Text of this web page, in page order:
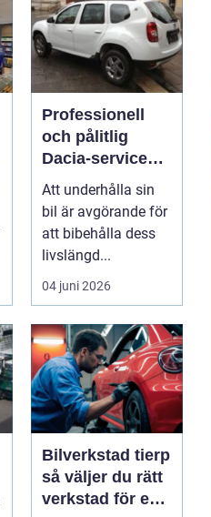
Professionell
och pålitlig
Dacia-service
för din bil
Att underhålla sin
bil är avgörande för
att bibehålla dess
livslängd...
04 juni 2026
Bilverkstad tierp
så väljer du rätt
verkstad för en